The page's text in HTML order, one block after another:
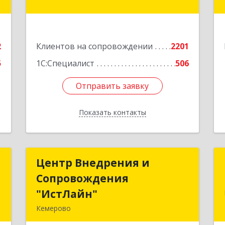
Клиентов на сопровождении
2201
1С:Специалист
506
Отправить заявку
Показать контакты
Подробнее
Отправить заявку
Назад
Центр Внедрения и
Сопровождения
"ИстЛайн"
Кемерово
Центр Внедрения и
Сопровождения